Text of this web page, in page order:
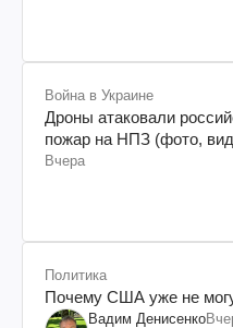
Война в Украине
Дроны атаковали
пожар на НПЗ (фото,
Вчера
Политика
Почему США уже не
Вадим Денисенко